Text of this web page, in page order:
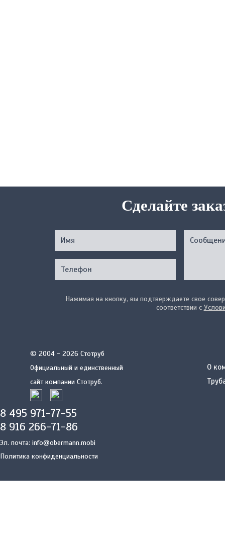
Сделайте
Нажимая на кнопку, вы подтверждаете свое
соответствии с
© 2004 - 2026 Стотруб
Официальный и единственный
сайт компании Стотруб.
О
8 495 971-77-55
8 916 266-71-86
Эл. почта: info@obermann.mobi
Политика конфиденциальности